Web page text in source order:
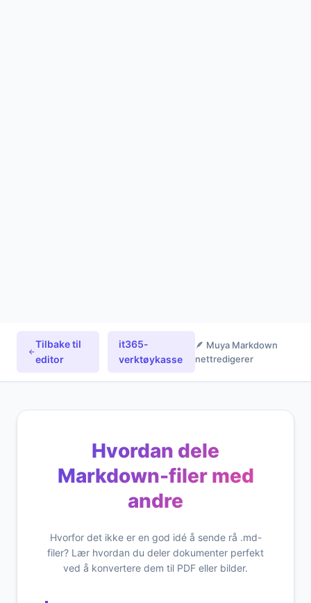
Tilbake til
editor
it365-
verktøykasse
🪶 Muya Markdown
nettredigerer
Hvordan dele
Markdown-filer med
andre
Hvorfor det ikke er en god idé å sende rå .md-
filer? Lær hvordan du deler dokumenter perfekt
ved å konvertere dem til PDF eller bilder.